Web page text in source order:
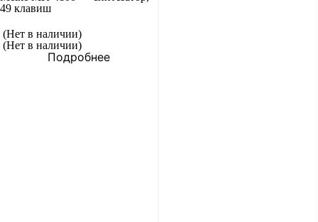
49 клавиш
(Нет в наличии)
(Нет в наличии)
Подробнее